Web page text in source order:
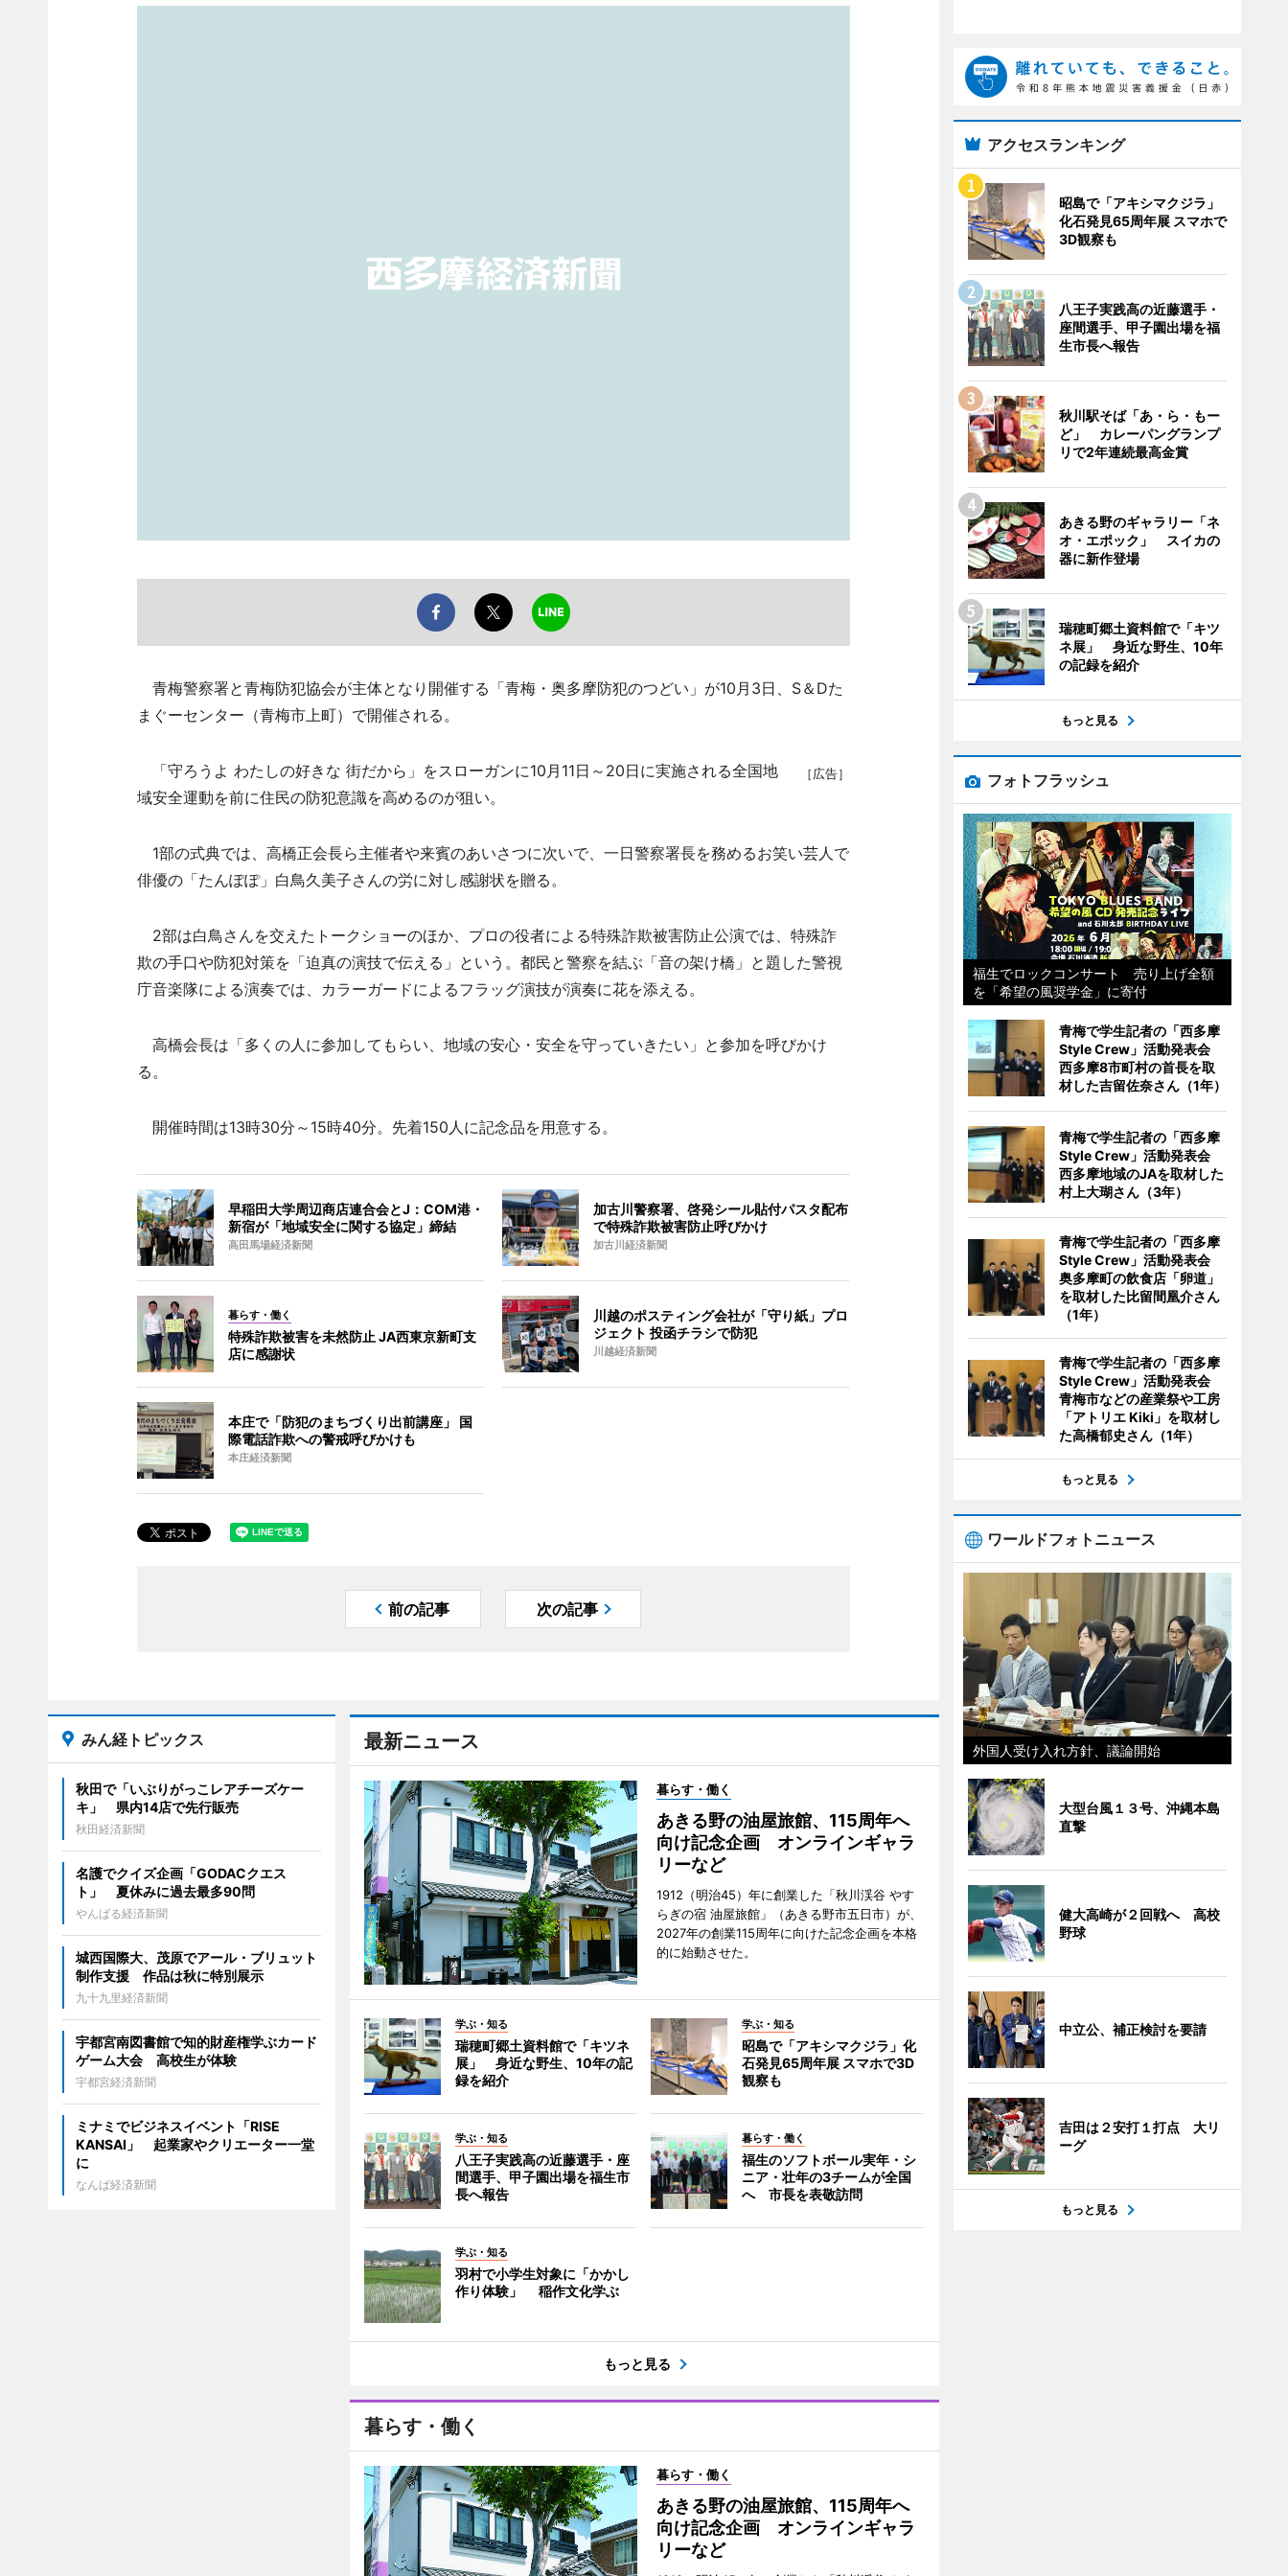
青梅警察署と青梅防犯協会が主体となり開催する「青梅・奥多摩防犯のつどい」が10月3日、S＆Dた
まぐーセンター（青梅市上町）で開催される。
［広告］
「守ろうよ わたしの好きな 街だから」をスローガンに10月11日～20日に実施される全国地
域安全運動を前に住民の防犯意識を高めるのが狙い。
1部の式典では、高橋正会長ら主催者や来賓のあいさつに次いで、一日警察署長を務めるお笑い芸人で
俳優の「たんぽぽ」白鳥久美子さんの労に対し感謝状を贈る。
2部は白鳥さんを交えたトークショーのほか、プロの役者による特殊詐欺被害防止公演では、特殊詐
欺の手口や防犯対策を「迫真の演技で伝える」という。都民と警察を結ぶ「音の架け橋」と題した警視
庁音楽隊による演奏では、カラーガードによるフラッグ演技が演奏に花を添える。
高橋会長は「多くの人に参加してもらい、地域の安心・安全を守っていきたい」と参加を呼びかけ
る。
開催時間は13時30分～15時40分。先着150人に記念品を用意する。
早稲田大学周辺商店連合会とJ：COM港・
新宿が「地域安全に関する協定」締結
高田馬場経済新聞
加古川警察署、啓発シール貼付パスタ配布
で特殊詐欺被害防止呼びかけ
加古川経済新聞
暮らす・働く
特殊詐欺被害を未然防止 JA西東京新町支
店に感謝状
川越のポスティング会社が「守り紙」プロ
ジェクト 投函チラシで防犯
川越経済新聞
本庄で「防犯のまちづくり出前講座」 国
際電話詐欺への警戒呼びかけも
本庄経済新聞
前の記事 次の記事
最新ニュース
暮らす・働く
あきる野の油屋旅館、115周年へ
向け記念企画 オンラインギャラ
リーなど
1912（明治45）年に創業した「秋川渓谷 やす
らぎの宿 油屋旅館」（あきる野市五日市）が、
2027年の創業115周年に向けた記念企画を本格
的に始動させた。
学ぶ・知る
瑞穂町郷土資料館で「キツネ
展」 身近な野生、10年の記
録を紹介
学ぶ・知る
昭島で「アキシマクジラ」化
石発見65周年展 スマホで3D
観察も
学ぶ・知る
八王子実践高の近藤選手・座
間選手、甲子園出場を福生市
長へ報告
暮らす・働く
福生のソフトボール実年・シ
ニア・壮年の3チームが全国
へ 市長を表敬訪問
学ぶ・知る
羽村で小学生対象に「かかし
作り体験」 稲作文化学ぶ
もっと見る
暮らす・働く
暮らす・働く
あきる野の油屋旅館、115周年へ
向け記念企画 オンラインギャラ
リーなど
みん経トピックス
秋田で「いぶりがっこレアチーズケー
キ」 県内14店で先行販売
秋田経済新聞
名護でクイズ企画「GODACクエス
ト」 夏休みに過去最多90問
やんばる経済新聞
城西国際大、茂原でアール・ブリュット
制作支援 作品は秋に特別展示
九十九里経済新聞
宇都宮南図書館で知的財産権学ぶカード
ゲーム大会 高校生が体験
宇都宮経済新聞
ミナミでビジネスイベント「RISE
KANSAI」 起業家やクリエーター一堂
に
なんば経済新聞
アクセスランキング
昭島で「アキシマクジラ」
化石発見65周年展 スマホで
3D観察も
八王子実践高の近藤選手・
座間選手、甲子園出場を福
生市長へ報告
秋川駅そば「あ・ら・もー
ど」 カレーパングランプ
リで2年連続最高金賞
あきる野のギャラリー「ネ
オ・エポック」 スイカの
器に新作登場
瑞穂町郷土資料館で「キツ
ネ展」 身近な野生、10年
の記録を紹介
もっと見る
フォトフラッシュ
福生でロックコンサート 売り上げ全額
を「希望の風奨学金」に寄付
青梅で学生記者の「西多摩
Style Crew」活動発表会
西多摩8市町村の首長を取
材した吉留佐奈さん（1年）
青梅で学生記者の「西多摩
Style Crew」活動発表会
西多摩地域のJAを取材した
村上大瑚さん（3年）
青梅で学生記者の「西多摩
Style Crew」活動発表会
奥多摩町の飲食店「卵道」
を取材した比留間凰介さん
（1年）
青梅で学生記者の「西多摩
Style Crew」活動発表会
青梅市などの産業祭や工房
「アトリエ Kiki」を取材し
た高橋郁史さん（1年）
もっと見る
ワールドフォトニュース
外国人受け入れ方針、議論開始
大型台風１３号、沖縄本島
直撃
健大高崎が２回戦へ 高校
野球
中立公、補正検討を要請
吉田は２安打１打点 大リ
ーグ
もっと見る